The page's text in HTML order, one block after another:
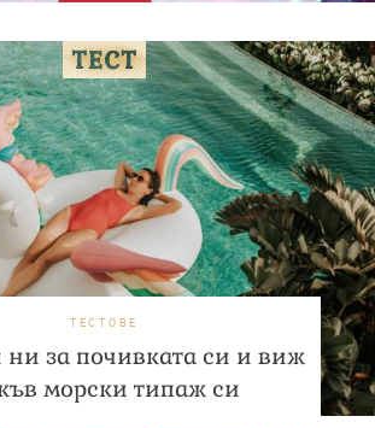
ТЕСТОВЕ
ни за почивката си и виж
морски типаж си